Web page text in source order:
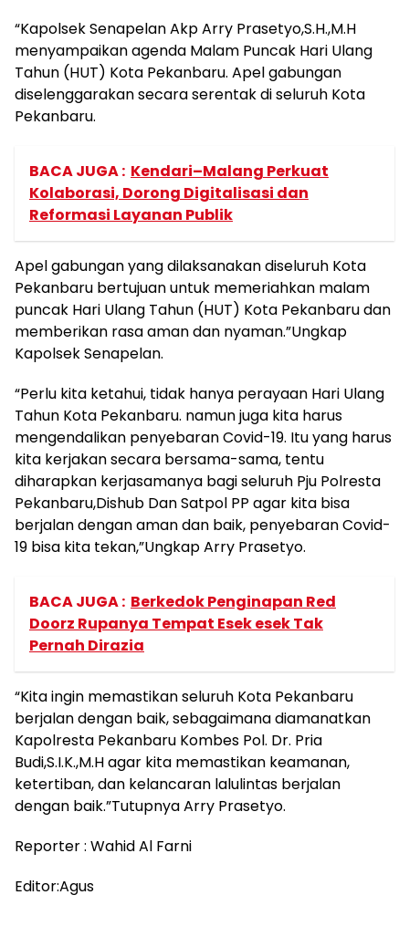
“Kapolsek Senapelan Akp Arry Prasetyo,S.H.,M.H
menyampaikan agenda Malam Puncak Hari Ulang
Tahun (HUT) Kota Pekanbaru. Apel gabungan
diselenggarakan secara serentak di seluruh Kota
Pekanbaru.
BACA JUGA : Kendari–Malang Perkuat
Kolaborasi, Dorong Digitalisasi dan
Reformasi Layanan Publik
Apel gabungan yang dilaksanakan diseluruh Kota
Pekanbaru bertujuan untuk memeriahkan malam
puncak Hari Ulang Tahun (HUT) Kota Pekanbaru dan
memberikan rasa aman dan nyaman.”Ungkap
Kapolsek Senapelan.
“Perlu kita ketahui, tidak hanya perayaan Hari Ulang
Tahun Kota Pekanbaru. namun juga kita harus
mengendalikan penyebaran Covid-19. Itu yang harus
kita kerjakan secara bersama-sama, tentu
diharapkan kerjasamanya bagi seluruh Pju Polresta
Pekanbaru,Dishub Dan Satpol PP agar kita bisa
berjalan dengan aman dan baik, penyebaran Covid-
19 bisa kita tekan,”Ungkap Arry Prasetyo.
BACA JUGA : Berkedok Penginapan Red
Doorz Rupanya Tempat Esek esek Tak
Pernah Dirazia
“Kita ingin memastikan seluruh Kota Pekanbaru
berjalan dengan baik, sebagaimana diamanatkan
Kapolresta Pekanbaru Kombes Pol. Dr. Pria
Budi,S.I.K.,M.H agar kita memastikan keamanan,
ketertiban, dan kelancaran lalulintas berjalan
dengan baik.”Tutupnya Arry Prasetyo.
Reporter : Wahid Al Farni
Editor:Agus